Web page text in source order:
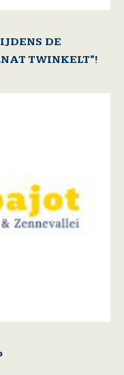
DE
TWINKELT"!